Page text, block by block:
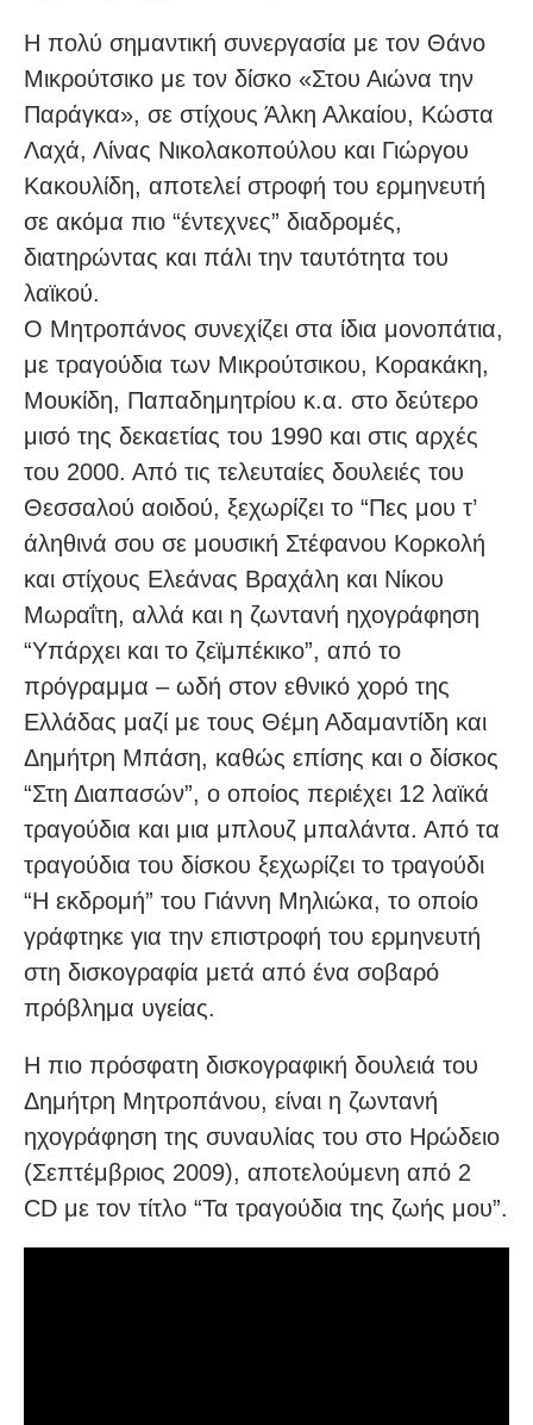
Η πολύ σημαντική συνεργασία με τον Θάνο
Μικρούτσικο με τον δίσκο «Στου Αιώνα την
Παράγκα», σε στίχους Άλκη Αλκαίου, Κώστα
Λαχά, Λίνας Νικολακοπούλου και Γιώργου
Κακουλίδη, αποτελεί στροφή του ερμηνευτή
σε ακόμα πιο “έντεχνες” διαδρομές,
διατηρώντας και πάλι την ταυτότητα του
λαϊκού.
Ο Μητροπάνος συνεχίζει στα ίδια μονοπάτια,
με τραγούδια των Μικρούτσικου, Κορακάκη,
Μουκίδη, Παπαδημητρίου κ.α. στο δεύτερο
μισό της δεκαετίας του 1990 και στις αρχές
του 2000. Από τις τελευταίες δουλειές του
Θεσσαλού αοιδού, ξεχωρίζει το “Πες μου τ’
άληθινά σου σε μουσική Στέφανου Κορκολή
και στίχους Ελεάνας Βραχάλη και Νίκου
Μωραΐτη, αλλά και η ζωντανή ηχογράφηση
“Υπάρχει και το ζεϊμπέκικο”, από το
πρόγραμμα – ωδή στον εθνικό χορό της
Ελλάδας μαζί με τους Θέμη Αδαμαντίδη και
Δημήτρη Μπάση, καθώς επίσης και ο δίσκος
“Στη Διαπασών”, ο οποίος περιέχει 12 λαϊκά
τραγούδια και μια μπλουζ μπαλάντα. Από τα
τραγούδια του δίσκου ξεχωρίζει το τραγούδι
“Η εκδρομή” του Γιάννη Μηλιώκα, το οποίο
γράφτηκε για την επιστροφή του ερμηνευτή
στη δισκογραφία μετά από ένα σοβαρό
πρόβλημα υγείας.
Η πιο πρόσφατη δισκογραφική δουλειά του
Δημήτρη Μητροπάνου, είναι η ζωντανή
ηχογράφηση της συναυλίας του στο Ηρώδειο
(Σεπτέμβριος 2009), αποτελούμενη από 2
CD με τον τίτλο “Τα τραγούδια της ζωής μου”.